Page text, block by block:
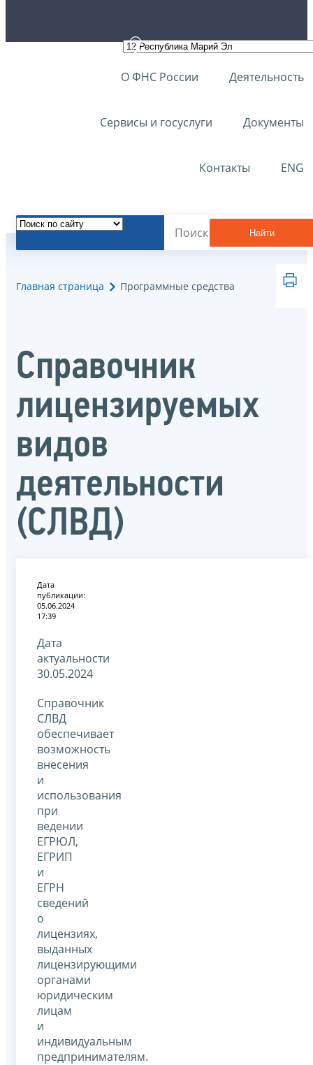
О ФНС России Деятельность
Сервисы и госуслуги Документы
Контакты ENG
Найти
Главная страница Программные средства
Справочник
лицензируемых
видов
деятельности
(СЛВД)
Дата
публикации:
05.06.2024
17:39
Дата
актуальности
30.05.2024
Справочник
СЛВД
обеспечивает
возможность
внесения
и
использования
при
ведении
ЕГРЮЛ,
ЕГРИП
и
ЕГРН
сведений
о
лицензиях,
выданных
лицензирующими
органами
юридическим
лицам
и
индивидуальным
предпринимателям.